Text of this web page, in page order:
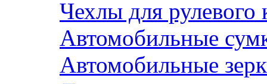
Чехлы для рулевого
Автомобильные
Автомобильные